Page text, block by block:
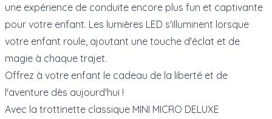
une expérience de conduite encore plus fun et captivante
pour votre enfant. Les lumières LED s'illuminent lorsque
votre enfant roule, ajoutant une touche d'éclat et de
magie à chaque trajet.
Offrez à votre enfant le cadeau de la liberté et de
l'aventure dès aujourd'hui !
Avec la trottinette classique MINI MICRO DELUXE